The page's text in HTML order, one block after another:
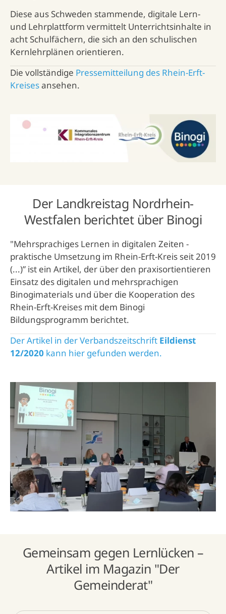
Diese aus Schweden stammende, digitale Lern-
und Lehrplattform vermittelt Unterrichtsinhalte in
acht Schulfächern, die sich an den schulischen
Kernlehrplänen orientieren.
Die vollständige Pressemitteilung des Rhein-Erft-
Kreisesansehen.
Der Landkreistag Nordrhein-
Westfalen berichtet über Binogi
"Mehrsprachiges Lernen in digitalen Zeiten -
praktische Umsetzung im Rhein-Erft-Kreis seit 2019
(...)” ist ein Artikel, der über den praxisortientieren
Einsatz des digitalen und mehrsprachigen
Binogimaterials und über die Kooperation des
Rhein-Erft-Kreises mit dem Binogi
Bildungsprogramm berichtet.
Der Artikel in der Verbandszeitschrift Eildienst
12/2020 kann hier gefunden werden.
Gemeinsam gegen Lernlücken –
Artikel im Magazin "Der
Gemeinderat"